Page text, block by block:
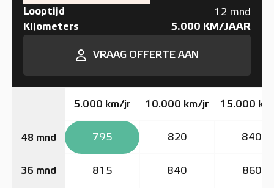
Looptijd
12 mnd
Kilometers 5.000 KM/JAAR
VRAAG OFFERTE AAN
48 mnd
36 mnd
5.000 km/jr 10.000 km/jr 15.000
795 820 840
815 840 860